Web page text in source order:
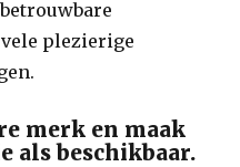
plezierige
merk en maak
als beschikbaar.